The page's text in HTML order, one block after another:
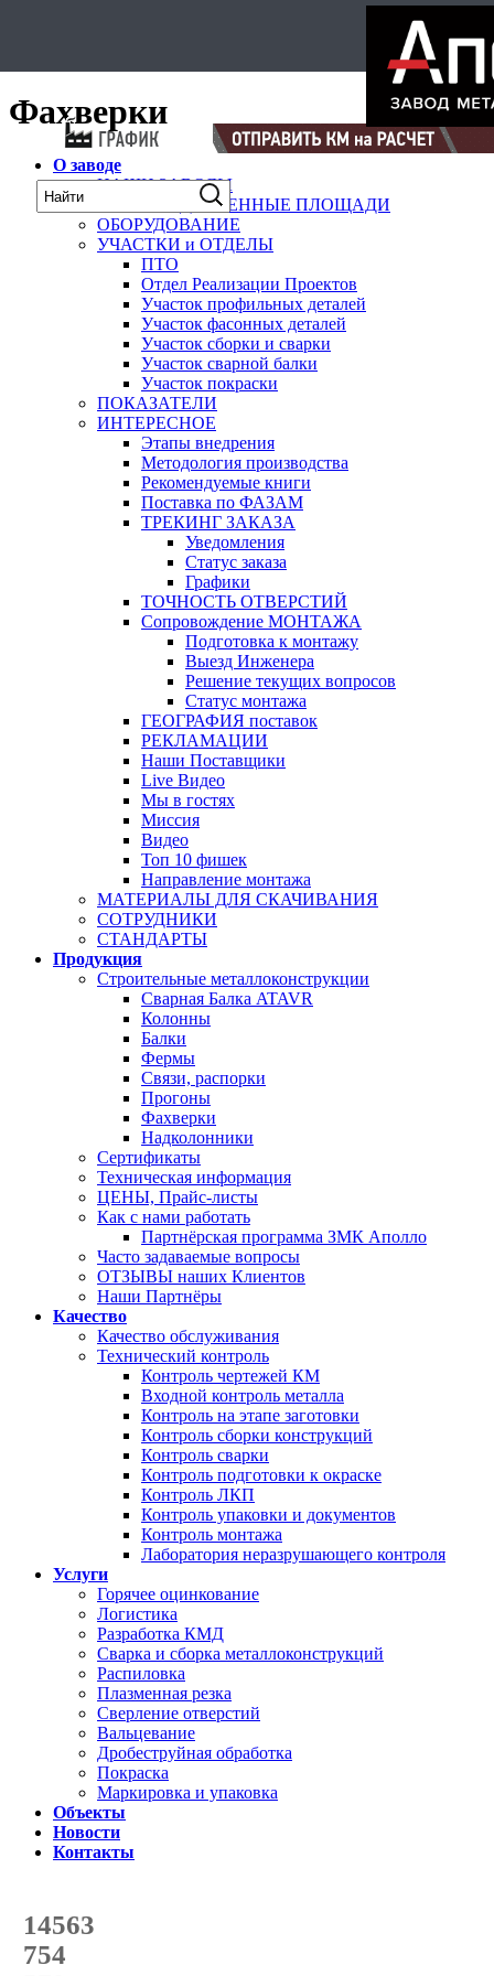
Фахверки
О заводе
НАШИ ЗАВОДЫ
ПРОИЗВОДСТВЕННЫЕ ПЛОЩАДИ
ОБОРУДОВАНИЕ
УЧАСТКИ и ОТДЕЛЫ
ПТО
Отдел Реализации Проектов
Участок профильных деталей
Участок фасонных деталей
Участок сборки и сварки
Участок сварной балки
Участок покраски
ПОКАЗАТЕЛИ
ИНТЕРЕСНОЕ
Этапы внедрения
Методология производства
Рекомендуемые книги
Поставка по ФАЗАМ
ТРЕКИНГ ЗАКАЗА
Уведомления
Статус заказа
Графики
ТОЧНОСТЬ ОТВЕРСТИЙ
Сопровождение МОНТАЖА
Подготовка к монтажу
Выезд Инженера
Решение текущих вопросов
Статус монтажа
ГЕОГРАФИЯ поставок
РЕКЛАМАЦИИ
Наши Поставщики
Live Видео
Мы в гостях
Миссия
Видео
Топ 10 фишек
Направление монтажа
МАТЕРИАЛЫ ДЛЯ СКАЧИВАНИЯ
СОТРУДНИКИ
СТАНДАРТЫ
Продукция
Строительные металлоконструкции
Сварная Балка ATAVR
Колонны
Балки
Фермы
Связи, распорки
Прогоны
Фахверки
Надколонники
Сертификаты
Техническая информация
ЦЕНЫ, Прайс-листы
Как с нами работать
Партнёрская программа ЗМК Аполло
Часто задаваемые вопросы
ОТЗЫВЫ наших Клиентов
Наши Партнёры
Качество
Качество обслуживания
Технический контроль
Контроль чертежей КМ
Входной контроль металла
Контроль на этапе заготовки
Контроль сборки конструкций
Контроль сварки
Контроль подготовки к окраске
Контроль ЛКП
Контроль упаковки и документов
Контроль монтажа
Лаборатория неразрушающего контроля
Услуги
Горячее оцинкование
Логистика
Разработка КМД
Сварка и сборка металлоконструкций
Распиловка
Плазменная резка
Сверление отверстий
Вальцевание
Дробеструйная обработка
Покраска
Маркировка и упаковка
Объекты
Новости
Контакты
14563
с начала года
754
с начала месяца